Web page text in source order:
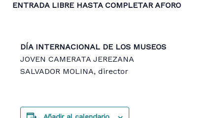
ENTRADA LIBRE HASTA COMPLETAR AFORO
DÍA INTERNACIONAL DE LOS MUSEOS
JOVEN CAMERATA JEREZANA
SALVADOR MOLINA, director